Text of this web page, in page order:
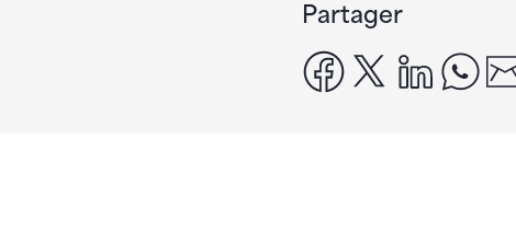
Partager
facebook
x linkedin